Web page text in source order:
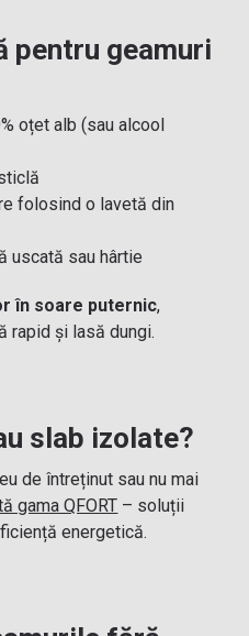
pentru geamuri
oțet alb (sau alcool
folosind o lavetă din
uscată sau hârtie
în soare puternic,
rapid și lasă dungi.
slab izolate?
de întreținut sau nu mai
gama QFORT – soluții
energetică.